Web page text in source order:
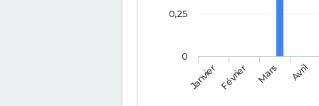
JanvierFévrier Mars Avril
0
0,25